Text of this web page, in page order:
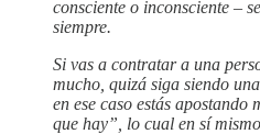
consciente o inconsciente –
siempre.
Si vas a contratar a una
mucho, quizá siga siendo
en ese caso estás apostando
que hay”, lo cual en sí